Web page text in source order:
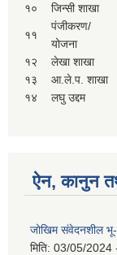
१०
जिन्सी शाखा
११
पंजीकरण/
योजना
१२ लेखा शाखा
१३
आ.ले.प. शाखा
१४
लघु उद्दम
ऐन, कानुन
जोखिम संवेदनशील भू-
मिति: 03/05/2024